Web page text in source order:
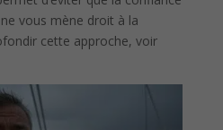
vous mène droit à la
cette approche, voir